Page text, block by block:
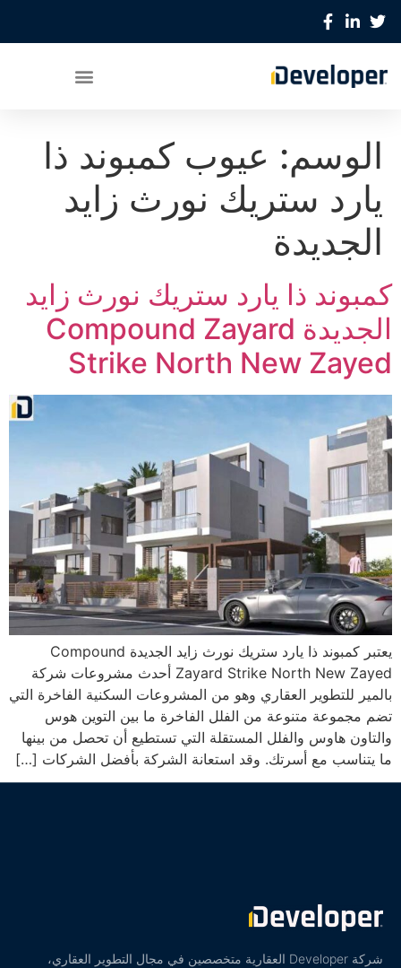
الوسم: عيوب كمبوند ذا
يارد ستريك نورث زايد
الجديدة
كمبوند ذا يارد ستريك نورث زايد
الجديدة Compound Zayard
Strike North New Zayed
يعتبر كمبوند ذا يارد ستريك نورث زايد الجديدة Compound
Zayard Strike North New Zayed أحدث مشروعات شركة
بالمير للتطوير العقاري وهو من المشروعات السكنية الفاخرة التي
تضم مجموعة متنوعة من الفلل الفاخرة ما بين التوين هوس
والتاون هاوس والفلل المستقلة التي تستطيع أن تحصل من بينها
ما يتناسب مع أسرتك. وقد استعانة الشركة بأفضل الشركات […]
شركة Developer العقارية متخصصين في مجال التطوير العقاري،